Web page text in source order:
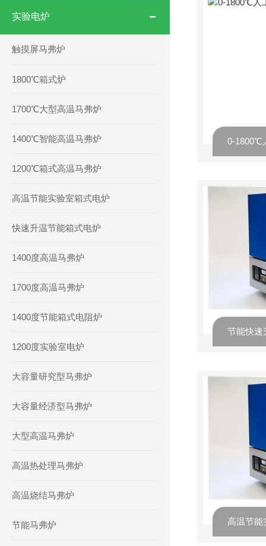
实验电炉
触摸屏马弗炉
1800℃箱式炉
1700℃大型高温马弗炉
1400℃智能高温马弗炉
1200℃箱式高温马弗炉
高温节能实验室箱式电炉
快速升温节能箱式电炉
1400度高温马弗炉
1700度高温马弗炉
1400度节能箱式电阻炉
1200度实验室电炉
大容量研究型马弗炉
大容量经济型马弗炉
大型高温马弗炉
高温热处理马弗炉
高温烧结马弗炉
节能马弗炉
节能快速
高温节能